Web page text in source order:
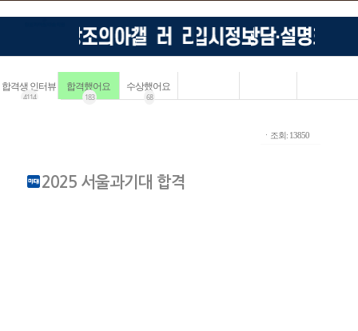
합격생 인터뷰
4114
합격했어요
183
수상했어요
68
ㆍ조회: 13850
2025 서울과기대 합격